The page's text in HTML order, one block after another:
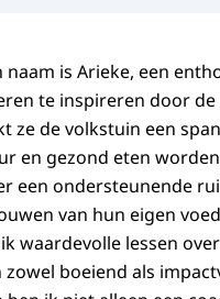
naam is Arieke, een
te inspireren door
ze de volkstuin een
en gezond eten
een ondersteunende
van hun eigen
waardevolle lessen
zowel boeiend als